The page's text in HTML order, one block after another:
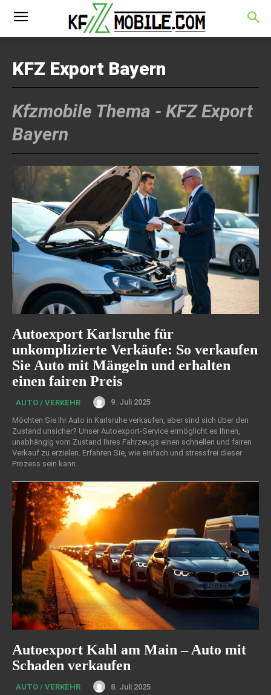
KFZ Export Bayern
Kfzmobile Thema - KFZ Export
Bayern
Autoexport Karlsruhe für
unkomplizierte Verkäufe: So verkaufen
Sie Auto mit Mängeln und erhalten
einen fairen Preis
AUTO / VERKEHR
9. Juli 2025
Möchten Sie Ihr Auto in Karlsruhe verkaufen, aber sind sich über den
Zustand unsicher? Unser Autoexport-Service ermöglicht es Ihnen,
unabhängig vom Zustand Ihres Fahrzeugs einen schnellen und fairen
Verkauf zu erzielen. Erfahren Sie, wie einfach und stressfrei dieser
Prozess sein kann.
Autoexport Kahl am Main – Auto mit
Schaden verkaufen
AUTO / VERKEHR
8. Juli 2025